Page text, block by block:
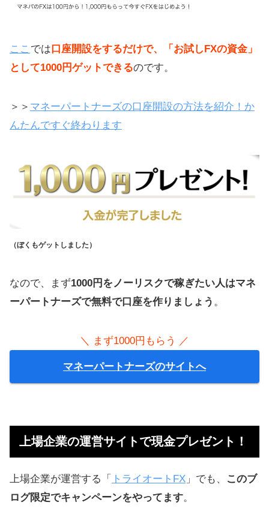
ここ では口座開設をするだけで、「お試しFXの資金」
として1000円ゲットできるのです。
＞＞ マネーパートナーズの口座開設の方法を紹介！か
んたんですぐ終わります
（ぼくもゲットしました）
なので、まず1000円をノーリスクで稼ぎたい人はマネ
ーパートナーズで無料で口座を作りましょう 。
＼ まず1000円もらう ／
マネーパートナーズのサイトへ
上場企業の運営サイトで現金プレゼント！
上場企業が運営する「 トライオートFX 」でも、
このブ
ログ限定でキャンペーンをやってます。